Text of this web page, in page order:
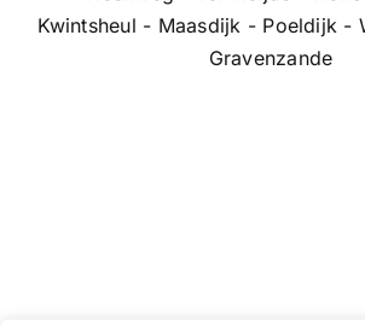
Kwintsheul - Maasdijk - Poeldijk -
Gravenzande